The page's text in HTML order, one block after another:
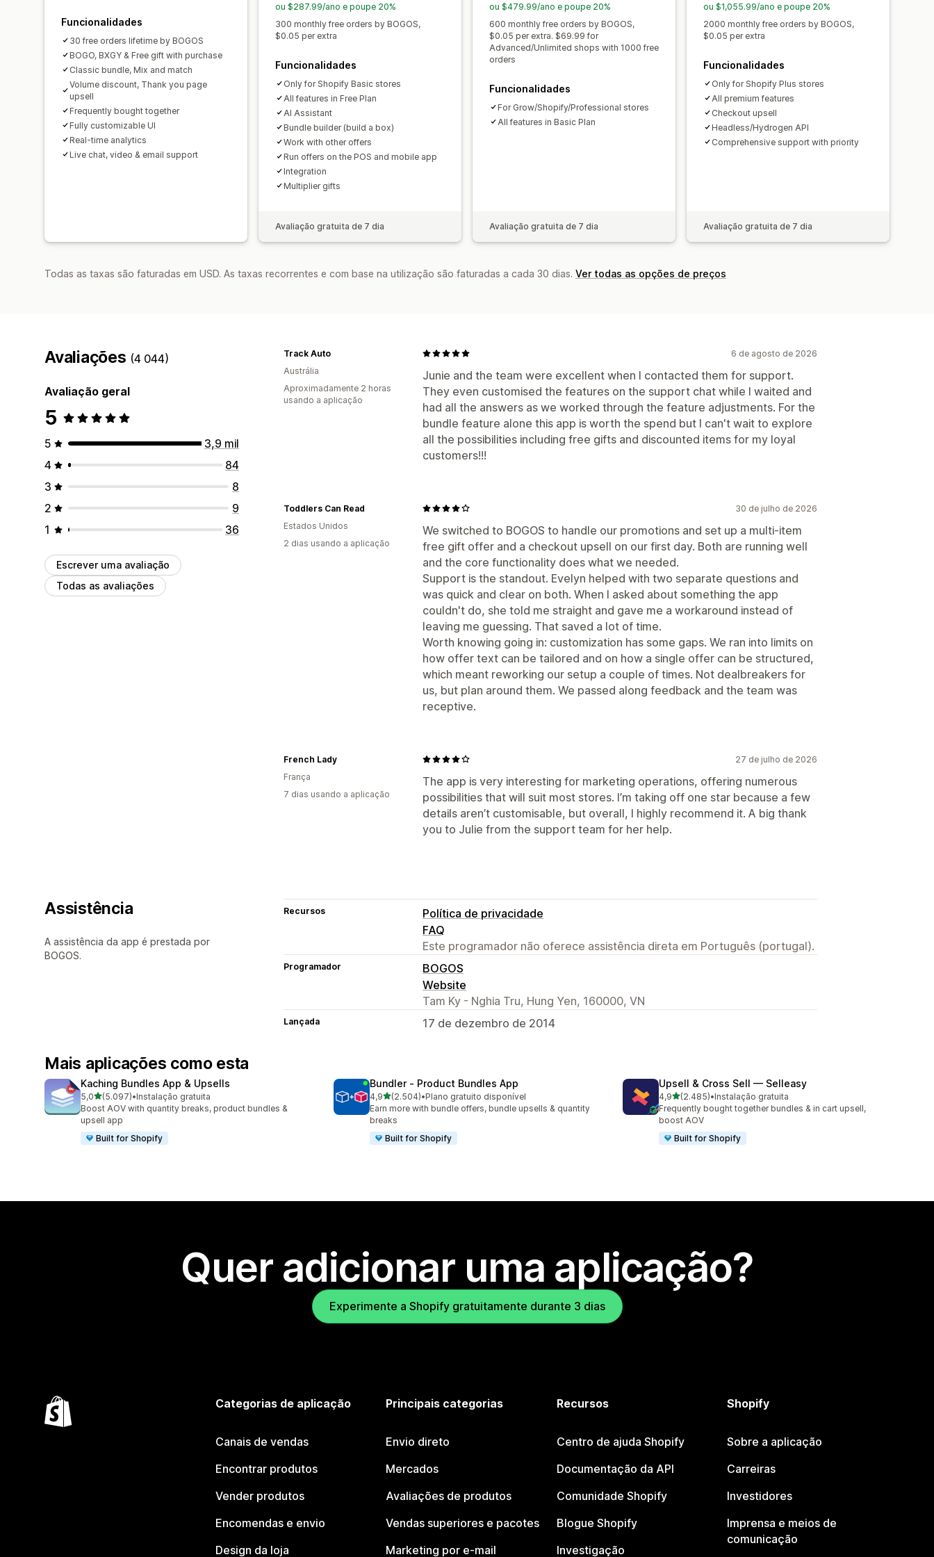
Processamento prioritário
Análise de dados
Taxas de cliques Taxas de conversão Canalize o desempenho
Descontos de volume Descontos fixos
Descontos em percentagem
Descontos no carrinho Envio gratuito Dois pelo preço de um
Preços em lote Preços dinâmicos Preços personalizados
Funcionalidades
30 free orders lifetime by BOGOS
BOGO, BXGY & Free gift with purchase
Classic bundle, Mix and match
Volume discount, Thank you page
upsell
Frequently bought together
Fully customizable UI
Real-time analytics
Live chat, video & email support
ou $287.99/ano e poupe 20%
300 monthly free orders by BOGOS,
$0.05 per extra
Funcionalidades
Only for Shopify Basic stores
All features in Free Plan
AI Assistant
Bundle builder (build a box)
Work with other offers
Run offers on the POS and mobile app
Integration
Multiplier gifts
Avaliação gratuita de 7 dia
ou $479.99/ano e poupe 20%
600 monthly free orders by BOGOS,
$0.05 per extra. $69.99 for
Advanced/Unlimited shops with 1000 free
orders
Funcionalidades
For Grow/Shopify/Professional stores
All features in Basic Plan
Avaliação gratuita de 7 dia
ou $1,055.99/ano e poupe 20%
2000 monthly free orders by BOGOS,
$0.05 per extra
Funcionalidades
Only for Shopify Plus stores
All premium features
Checkout upsell
Headless/Hydrogen API
Comprehensive support with priority
Avaliação gratuita de 7 dia
Todas as taxas são faturadas em USD. As taxas recorrentes e com base na utilização são faturadas a cada 30 dias. Ver todas as opções de preços
Avaliações (4 044)
Avaliação geral
5
5
3,9 mil
4
84
3
8
2
9
1
36
Escrever uma avaliação
Todas as avaliações
6 de agosto de 2026
Junie and the team were excellent when I contacted them for support.
They even customised the features on the support chat while I waited and
had all the answers as we worked through the feature adjustments. For the
bundle feature alone this app is worth the spend but I can't wait to explore
all the possibilities including free gifts and discounted items for my loyal
customers!!!
Track Auto
Austrália
Aproximadamente 2 horas
usando a aplicação
30 de julho de 2026
We switched to BOGOS to handle our promotions and set up a multi-item
free gift offer and a checkout upsell on our first day. Both are running well
and the core functionality does what we needed.
Support is the standout. Evelyn helped with two separate questions and
was quick and clear on both. When I asked about something the app
couldn't do, she told me straight and gave me a workaround instead of
leaving me guessing. That saved a lot of time.
Worth knowing going in: customization has some gaps. We ran into limits on
how offer text can be tailored and on how a single offer can be structured,
which meant reworking our setup a couple of times. Not dealbreakers for
us, but plan around them. We passed along feedback and the team was
receptive.
Toddlers Can Read
Estados Unidos
2 dias usando a aplicação
27 de julho de 2026
The app is very interesting for marketing operations, offering numerous
possibilities that will suit most stores. I’m taking off one star because a few
details aren’t customisable, but overall, I highly recommend it. A big thank
you to Julie from the support team for her help.
French Lady
França
7 dias usando a aplicação
Assistência
A assistência da app é prestada por
BOGOS.
Recursos
Política de privacidade
FAQ
Este programador não oferece assistência direta em Português (portugal).
Programador
BOGOS
Website
Tam Ky - Nghia Tru, Hung Yen, 160000, VN
Lançada 17 de dezembro de 2014
Mais aplicações como esta
Kaching Bundles App & Upsells
5,0de 5 estrelas
(5.097)
5097 total de avaliações
•Instalação gratuita
Boost AOV with quantity breaks, product bundles &
upsell app
Built for Shopify
Bundler ‑ Product Bundles App
4,9de 5 estrelas
(2.504)
2504 total de avaliações
•Plano gratuito disponível
Earn more with bundle offers, bundle upsells & quantity
breaks
Built for Shopify
Upsell & Cross Sell — Selleasy
4,9de 5 estrelas
(2.485)
2485 total de avaliações
•Instalação gratuita
Frequently bought together bundles & in cart upsell,
boost AOV
Built for Shopify
Quer adicionar uma aplicação?
Experimente a Shopify gratuitamente durante 3 dias
Categorias de aplicação
Canais de vendas
Encontrar produtos
Vender produtos
Encomendas e envio
Design da loja
Principais categorias
Envio direto
Mercados
Avaliações de produtos
Vendas superiores e pacotes
Marketing por e-mail
Recursos
Centro de ajuda Shopify
Documentação da API
Comunidade Shopify
Blogue Shopify
Investigação
Shopify
Sobre a aplicação
Carreiras
Investidores
Imprensa e meios de
comunicação